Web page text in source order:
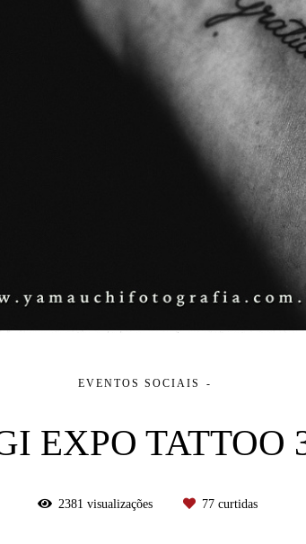
EVENTOS SOCIAIS
EXPO TATTOO
2381 visualizações 77curtidas